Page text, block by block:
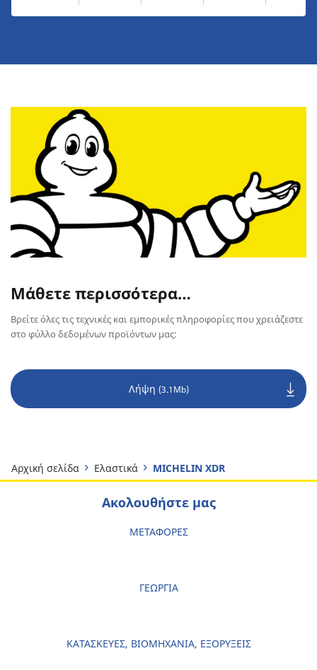
Μάθετε περισσότερα…
Βρείτε όλες τις τεχνικές και εμπορικές πληροφορίες που χρειάζεστε
στο φύλλο δεδομένων προϊόντων μας:
Λήψη (3.1Mb)
Αρχική σελίδα Ελαστικά MICHELIN XDR
Ακολουθήστε μας
ΜΕΤΑΦΟΡΕΣ
ΓΕΩΡΓΙΑ
ΚΑΤΑΣΚΕΥΕΣ, ΒΙΟΜΗΧΑΝΙΑ, ΕΞΟΡΥΞΕΙΣ